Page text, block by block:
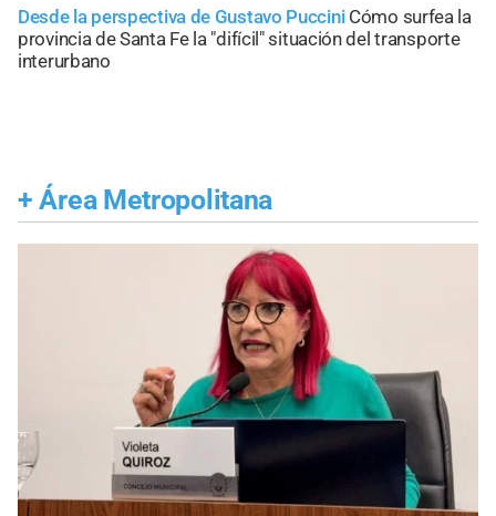
Desde la perspectiva de Gustavo Puccini Cómo surfea la
provincia de Santa Fe la "difícil" situación del transporte
interurbano
+ Área Metropolitana